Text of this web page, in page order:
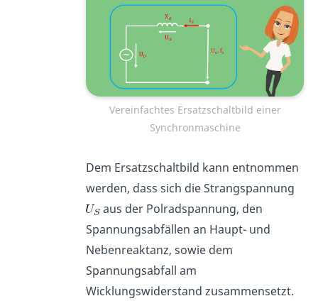
Vereinfachtes Ersatzschaltbild einer
Synchronmaschine
Dem Ersatzschaltbild kann entnommen
werden, dass sich die Strangspannung
aus der Polradspannung, den
Spannungsabfällen an Haupt- und
Nebenreaktanz, sowie dem
Spannungsabfall am
Wicklungswiderstand zusammensetzt.